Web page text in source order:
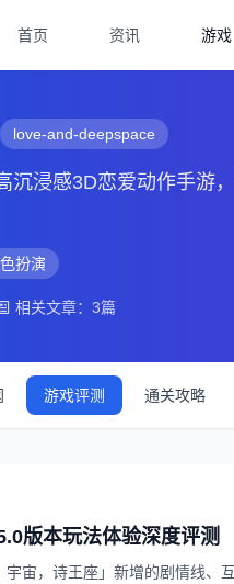
首页 资讯 游戏
love-and-deepspace
沉浸感3D恋爱动作手游
扮演
相关文章：3篇
游戏评测 通关攻略
版本玩法体验深度评测
宇宙，诗王座」新增的剧情线、